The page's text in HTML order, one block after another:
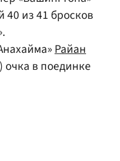
из 41 бросков
Райан
в поединке